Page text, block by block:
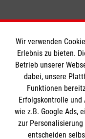
Impressum
Datenschutz
Kontakt
Die Malteser
Wir verwenden
Erlebnis zu bieten.
Betrieb unserer
dabei, unsere
Funktionen
Erfolgskontrolle und
wie z.B. Google Ads,
zur
entscheiden